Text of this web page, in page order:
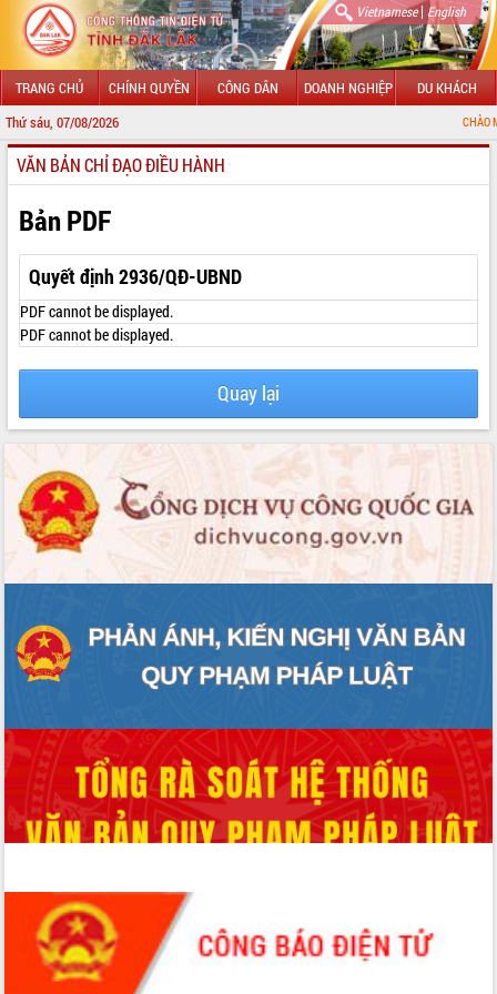
Vietnamese| English
TRANG CHỦ CHÍNH QUYỀN CÔNG DÂN DOANH NGHIỆP DU KHÁCH
Thứ sáu, 07/08/2026 CHÀO MỪNG
GIỚI THIỆU
LÃNH ĐẠO UBND TỈNH
TIN TỨC SỰ KIỆN
SỞ, BAN, NGÀNH
UBND CÁC XÃ, PHƯỜNG
HỆ THỐNG VĂN BẢN
VĂN BẢN HĐND TỈNH
ĐIỂM TIN VĂN BẢN
QUY HOẠCH - KẾ HOẠCH
VĂN BẢN CHỈ ĐẠO ĐIỀU HÀNH
Bản PDF
Quyết định 2936/QĐ-UBND
PDF cannot be displayed.
PDF cannot be displayed.
Quay lại